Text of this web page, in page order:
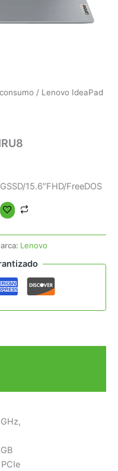
/ Lenovo IdeaPad
15.6″FHD/FreeDOS
Lenovo